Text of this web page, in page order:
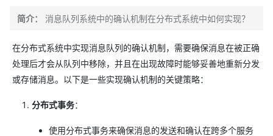
简介： 消息队列系统中的确认机制在分布式系统中如何实现？
在分布式系统中实现消息队列的确认机制，需要确保消息在被正确
处理后才会从队列中移除，并且在出现故障时能够妥善地重新分发
或存储消息。以下是一些实现确认机制的关键策略：
分布式事务：
使用分布式事务来确保消息的发送和确认在跨多个服务